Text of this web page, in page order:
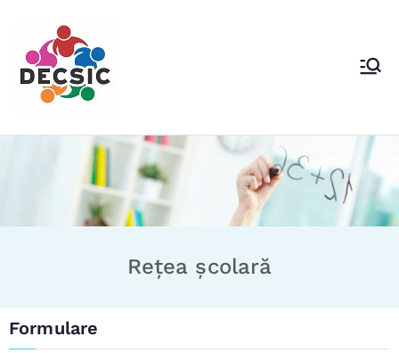
Rețea școlară
Formulare